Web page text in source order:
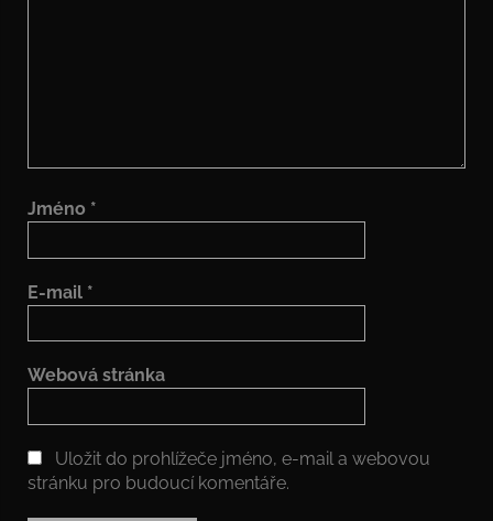
Jméno *
E-mail *
Webová stránka
Uložit do prohlížeče jméno, e-mail a webovou
stránku pro budoucí komentáře.